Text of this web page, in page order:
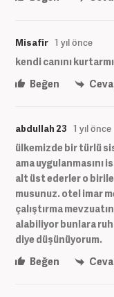
Misafir 1 yıl önce
kendi canını
Beğen
abdullah 23 1 yıl önce
ülkemizde bir türlü
ama uygulanmasını
alt üst ederler o
musunuz. otel imar
çalıştırma
alabiliyor bunlara
diye düşünüyorum.
Beğen